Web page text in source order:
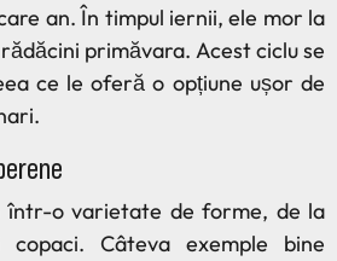
an. În timpul iernii, ele mor la
primăvara. Acest ciclu se
ce le oferă o opțiune ușor de
într-o varietate de forme, de la
Câteva exemple bine